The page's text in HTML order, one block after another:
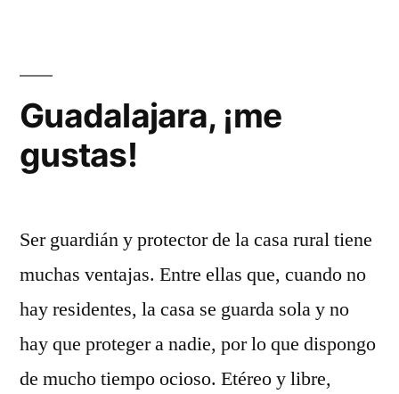
Guadalajara, ¡me
gustas!
Ser guardián y protector de la casa rural tiene
muchas ventajas. Entre ellas que, cuando no
hay residentes, la casa se guarda sola y no
hay que proteger a nadie, por lo que dispongo
de mucho tiempo ocioso. Etéreo y libre,